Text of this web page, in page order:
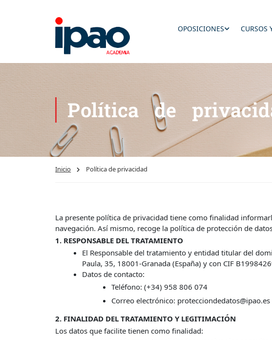
OPOSICIONES CURSOS
Política de
Inicio Política de privacidad
La presente política de privacidad tiene como finalidad
navegación. Así mismo, recoge la política de protección de
1. RESPONSABLE DEL TRATAMIENTO
El Responsable del tratamiento y entidad titular del
Paula, 35, 18001-Granada (España) y con CIF
Datos de contacto:
Teléfono: (+34) 958 806 074
Correo electrónico: protecciondedatos@ipao.es
2. FINALIDAD DEL TRATAMIENTO Y LEGITIMACIÓN
Los datos que facilite tienen como finalidad: